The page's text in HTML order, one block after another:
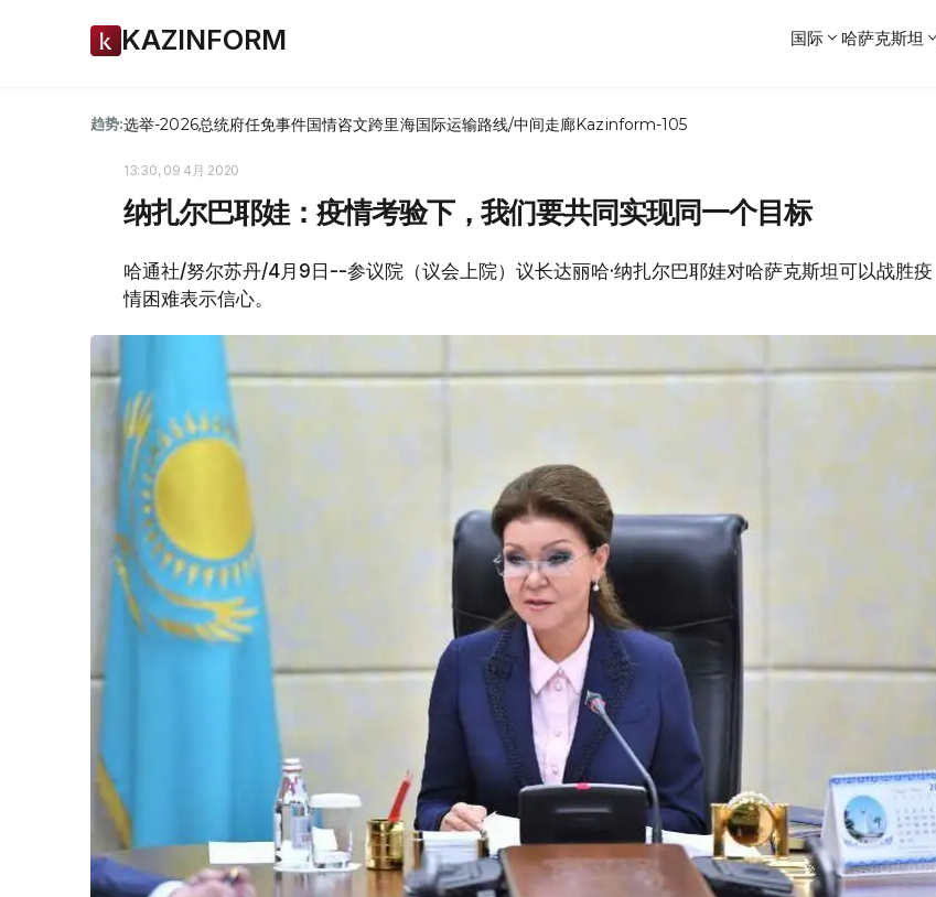
KAZINFORM 国际 哈萨克斯坦
趋势:选举-2026总统府任免事件国情咨文跨里海国际运输路线/中间走廊Kazinform-105
13:30, 09 4月 2020
纳扎尔巴耶娃：疫情考验下，我们要共同实现同一个目标
哈通社/努尔苏丹/4月9日--参议院（议会上院）议长达丽哈·纳扎尔巴耶娃对哈萨克斯坦可以战胜疫
情困难表示信心。